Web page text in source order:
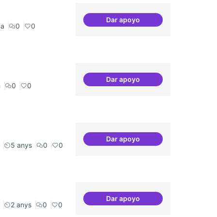
0 0
Dar apoyoIA i drets humans
0 0
Dar apoyoPrograma de seminari
5 anys 0 0
Dar apoyoPresència internacional
2 anys 0 0
Dar apoyoVideojocs alternatius